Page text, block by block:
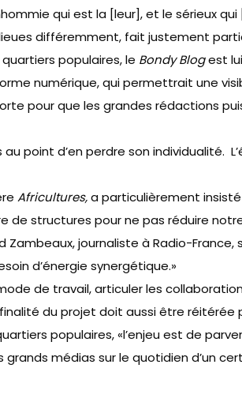
qui est la [leur], et le sérieux qui
différemment, fait justement
populaires, le Bondy Blogest lui
numérique, qui permettrait une
pour que les grandes rédactions
au point d’en perdre son
Africultures,a particulièrement
de structures pour ne pas réduire
Zambeaux, journaliste à Radio-
d’énergie synergétique.»
de travail, articuler les
du projet doit aussi être réitérée
populaires, «l’enjeu est de
médias sur le quotidien d’un